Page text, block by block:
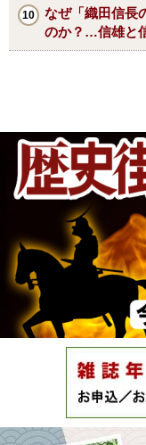
なぜ「織田信長
のか？…信雄と